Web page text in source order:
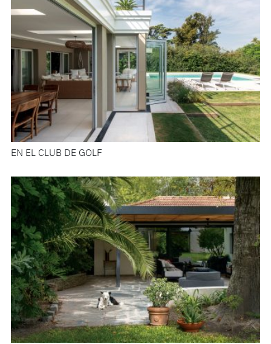
EN EL CLUB DE GOLF